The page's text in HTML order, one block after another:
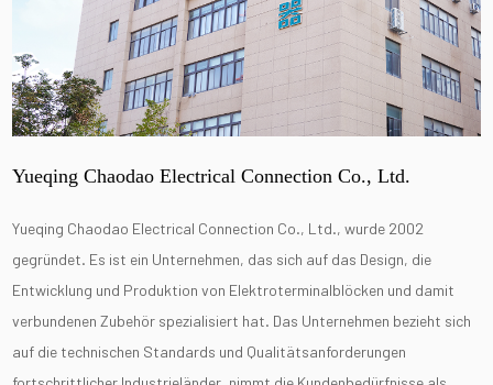
Yueqing Chaodao Electrical Connection Co., Ltd.
Yueqing Chaodao Electrical Connection Co., Ltd., wurde 2002
gegründet. Es ist ein Unternehmen, das sich auf das Design, die
Entwicklung und Produktion von Elektroterminalblöcken und damit
verbundenen Zubehör spezialisiert hat. Das Unternehmen bezieht sich
auf die technischen Standards und Qualitätsanforderungen